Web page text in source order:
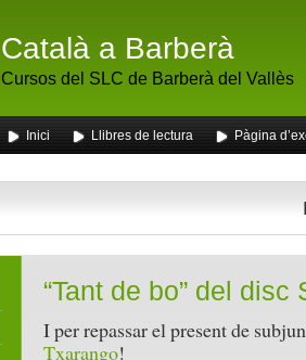
Català a Barberà
Cursos del SLC de Barberà del Vallès
Inici Llibres de lectura Pàgina
“Tant de bo” del
I per repassar el present de
Txarango!